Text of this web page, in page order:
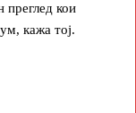
преглед кои
кажа тој.